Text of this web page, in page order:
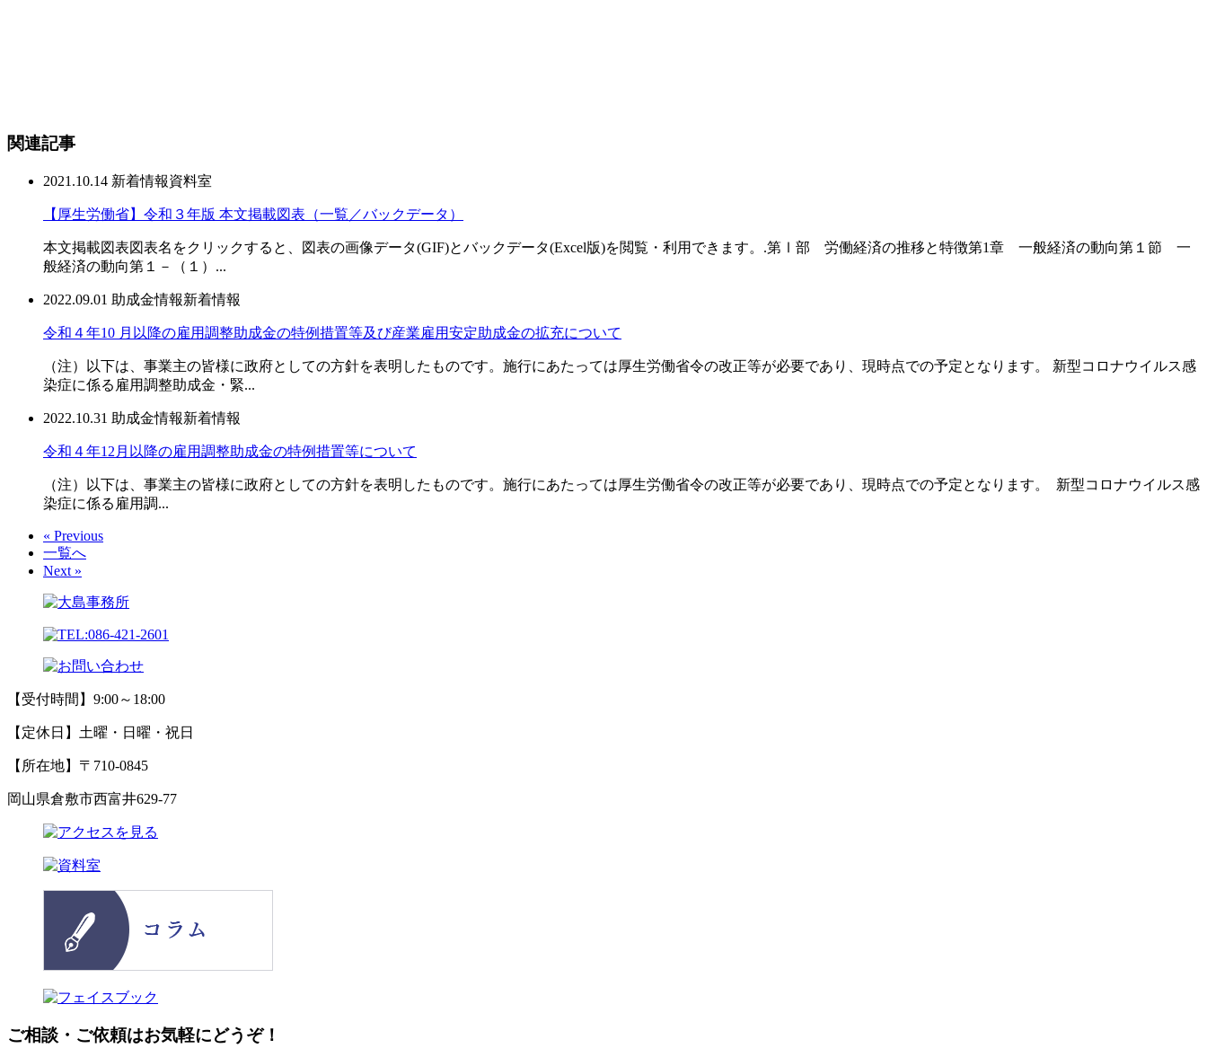
関連記事
2021.10.14 新着情報資料室
【厚生労働省】令和３年版 本文掲載図表（一覧／バックデータ）
本文掲載図表図表名をクリックすると、図表の画像データ(GIF)とバックデータ(Excel版)を閲覧・利用できます。.第Ⅰ部 労働経済の推移と特徴第1章 一般経済の動向第１節 一
般経済の動向第１－（１）...
2022.09.01 助成金情報新着情報
令和４年10 月以降の雇用調整助成金の特例措置等及び産業雇用安定助成金の拡充について
（注）以下は、事業主の皆様に政府としての方針を表明したものです。施行にあたっては厚生労働省令の改正等が必要であり、現時点での予定となります。 新型コロナウイルス感
染症に係る雇用調整助成金・緊...
2022.10.31 助成金情報新着情報
令和４年12月以降の雇用調整助成金の特例措置等について
（注）以下は、事業主の皆様に政府としての方針を表明したものです。施行にあたっては厚生労働省令の改正等が必要であり、現時点での予定となります。 新型コロナウイルス感
染症に係る雇用調...
« Previous
一覧へ
Next »
【受付時間】9:00～18:00
【定休日】土曜・日曜・祝日
【所在地】〒710-0845
岡山県倉敷市西富井629-77
ご相談・ご依頼はお気軽にどうぞ！